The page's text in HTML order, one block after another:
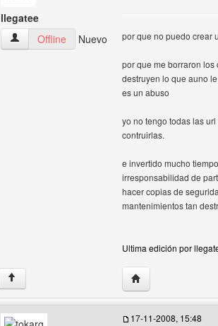
llegatee
llegatee Ver perfil del usuario
Offline Nuevo por que no puedo crear
por que me borraron
destruyen lo que auno
es un abuso
yo no tengo todas las
contruirlas.
e invertido mucho
irresponsabilidad de
hacer copias de
mantenimientos tan
Ultima edición por
↑ Visitar sitio web
17-11-2008, 15:48